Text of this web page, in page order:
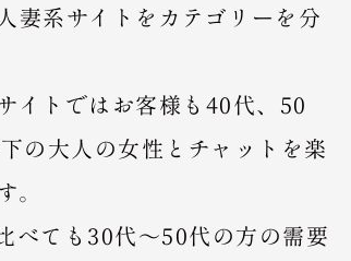
妻系サイトをカテゴリーを分
イトではお客様も40代、50
の大人の女性とチャットを楽
。
べても30代～50代の方の需要